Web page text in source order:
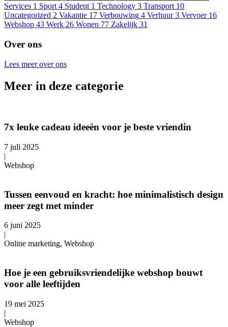
Services 1 Sport 4 Student 1 Technology 3 Transport 10
Uncategorized 2 Vakantie 17 Verbouwing 4 Verhuur 3 Vervoer 16
Webshop 43 Werk 26 Wonen 77 Zakelijk 31
Over ons
Lees meer over ons
Meer in deze categorie
7x leuke cadeau ideeën voor je beste vriendin
7 juli 2025
|
Webshop
Tussen eenvoud en kracht: hoe minimalistisch design
meer zegt met minder
6 juni 2025
|
Online marketing, Webshop
Hoe je een gebruiksvriendelijke webshop bouwt
voor alle leeftijden
19 mei 2025
|
Webshop